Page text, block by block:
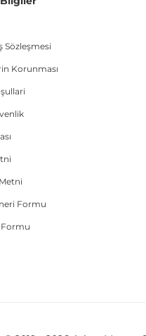
Sözleşmesi
Korunması
Formu
Formu